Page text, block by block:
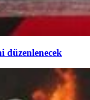
düzenlenecek